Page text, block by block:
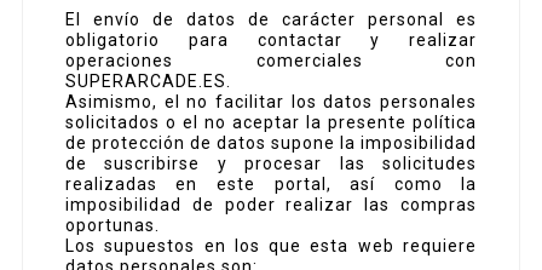
El envío de datos de carácter personal es
obligatorio para contactar y realizar
operaciones comerciales con
SUPERARCADE.ES.
Asimismo, el no facilitar los datos personales
solicitados o el no aceptar la presente política
de protección de datos supone la imposibilidad
de suscribirse y procesar las solicitudes
realizadas en este portal, así como la
imposibilidad de poder realizar las compras
oportunas.
Los supuestos en los que esta web requiere